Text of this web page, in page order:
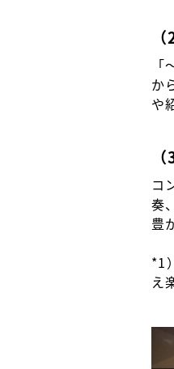
か
や
コ
奏
豊
*1
え